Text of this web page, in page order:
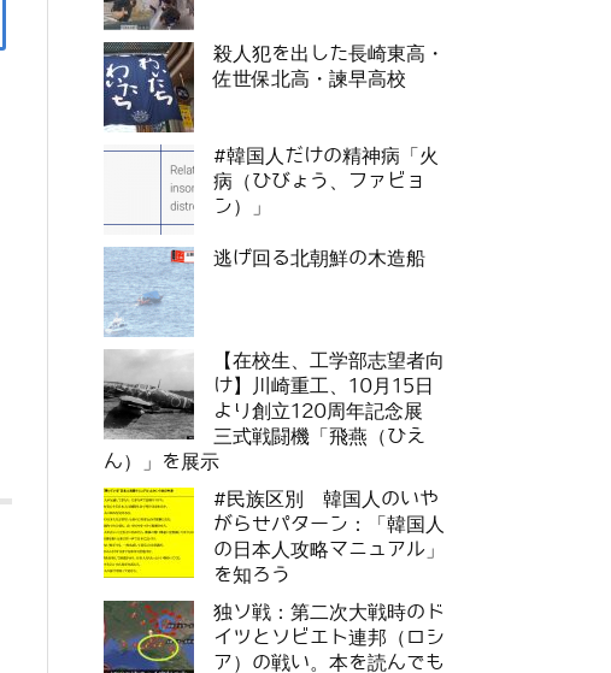
殺人犯を出した長崎東高・
佐世保北高・諫早高校
#韓国人だけの精神病「火
病（ひびょう、ファビョ
ン）」
逃げ回る北朝鮮の木造船
【在校生、工学部志望者向
け】川崎重工、10月15日
より創立120周年記念展
三式戦闘機「飛燕（ひえ
ん）」を展示
#民族区別 韓国人のいや
がらせパターン：「韓国人
の日本人攻略マニュアル」
を知ろう
独ソ戦：第二次大戦時のド
イツとソビエト連邦（ロシ
ア）の戦い。本を読んでも